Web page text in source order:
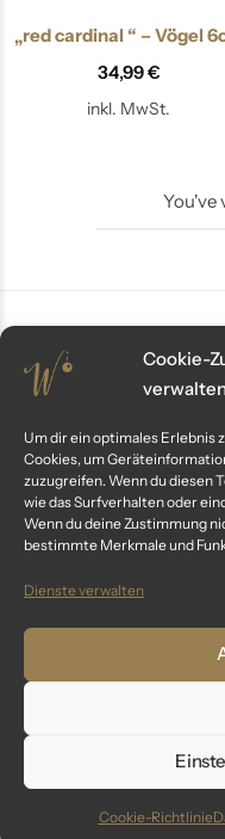
Cookie-
verwalten
Um dir ein optimales Erlebnis
Cookies, um
zuzugreifen. Wenn du diesen
wie das Surfverhalten oder
Wenn du deine Zustimmung
bestimmte Merkmale und
Dienste verwalten
Cookie-Richtlinie
„red cardinal “ – Vögel
34,99€
inkl. MwSt.
You've
Kundenservice
Fragen? Wir sind für
Telefon: +49 9561 401 34
Email:
Markt 10
Öffnungszeiten: